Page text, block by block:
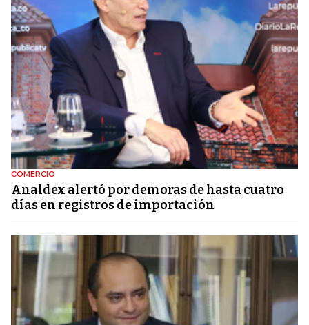
COMERCIO
Analdex alertó por demoras de hasta cuatro
días en registros de importación